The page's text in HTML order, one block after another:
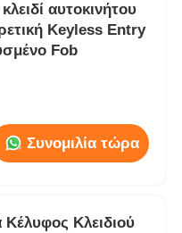
αυτοκινήτου
Keyless Entry
Fob
Συνομιλία τώρα
Κλειδιού